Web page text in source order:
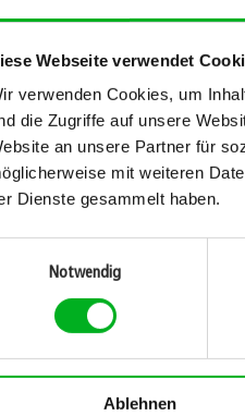
Webseite verwendet
verwenden Cookies, um
die Zugriffe auf unsere
an unsere Partner für
mit weiteren
Dienste gesammelt haben.
Notwendig
Ablehnen
assure en outre une
de terre est un animal
ne pouvant être digérés, ils
est donc le signe d’un sol
les mois d’automne et
du sol. Durant les
turricules dans le gazon?
et peuvent alors